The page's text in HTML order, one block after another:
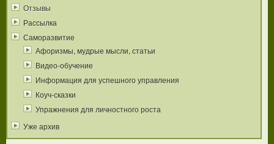
Отзывы
Рассылка
Саморазвитие
Афоризмы, мудрые мысли, статьи
Видео-обучение
Информация для успешного управления
Коуч-сказки
Упражнения для личностного роста
Уже архив